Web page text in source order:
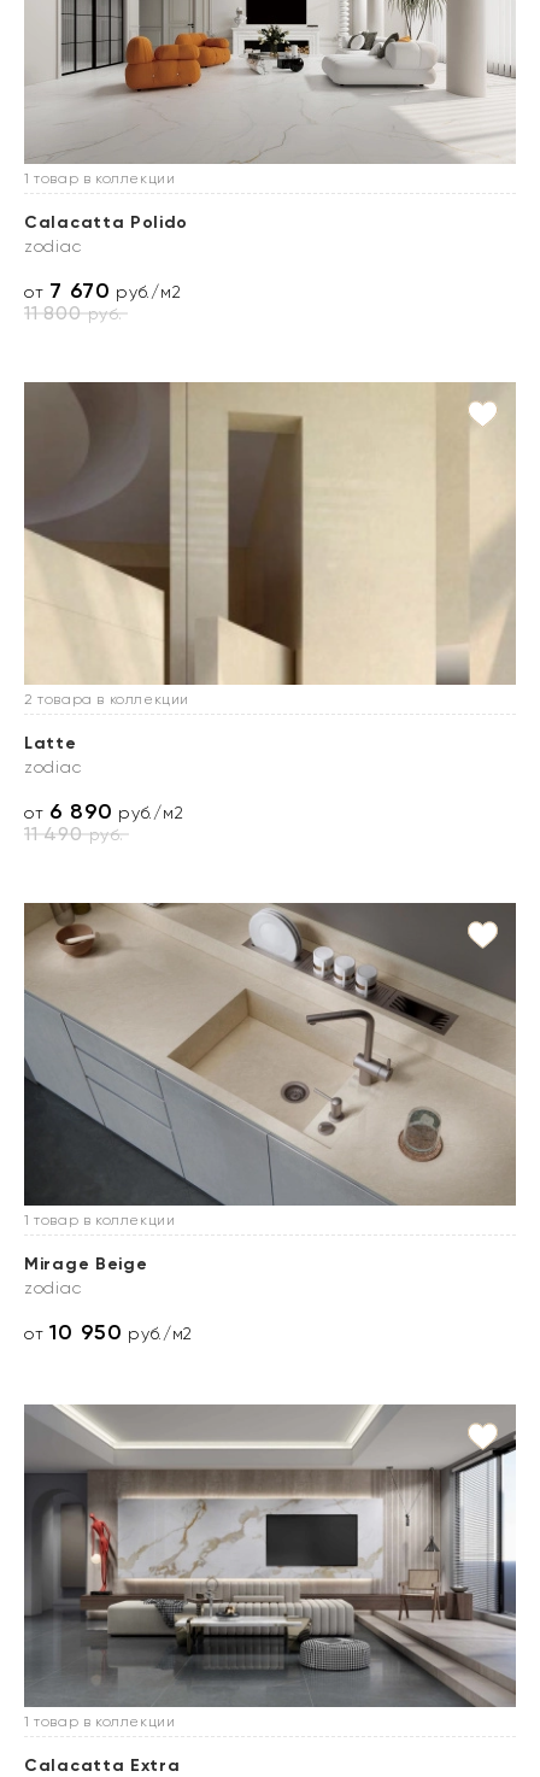
1 товар в коллекции
Calacatta Polido
zodiac
от 7 670 руб./м2
11 800руб.
2 товара в коллекции
Latte
zodiac
от 6 890 руб./м2
11 490руб.
1 товар в коллекции
Mirage Beige
zodiac
от10 950 руб./м2
1 товар в коллекции
Calacatta Extra